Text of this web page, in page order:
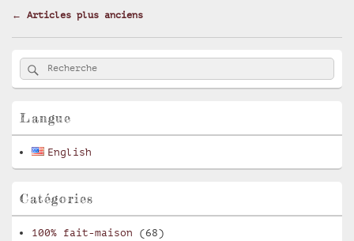
Navigation
articles
← Articles plus anciens
Zone
principale
de
pour
latérale
Recherche :
Rechercher
Langue
English
Catégories
100% fait-maison (68)